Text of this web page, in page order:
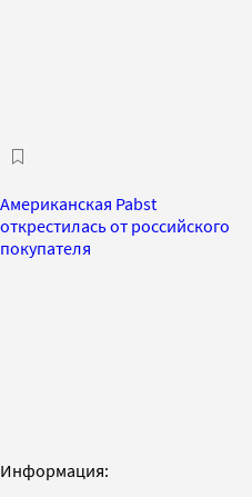
Американская Pabst
открестилась от российского
покупателя
Информация: